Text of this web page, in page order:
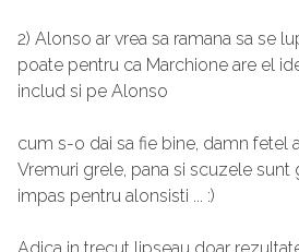
2) Alonso ar vrea sa ramana sa se
poate pentru ca Marchione are el
includ si pe Alonso
cum s-o dai sa fie bine, damn fetel
Vremuri grele, pana si scuzele sunt
impas pentru alonsisti ... :)